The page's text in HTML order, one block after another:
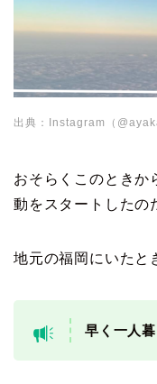
出典：Instagram（
おそらくこのときか
動をスタートしたの
地元の福岡にいたと
早く一人